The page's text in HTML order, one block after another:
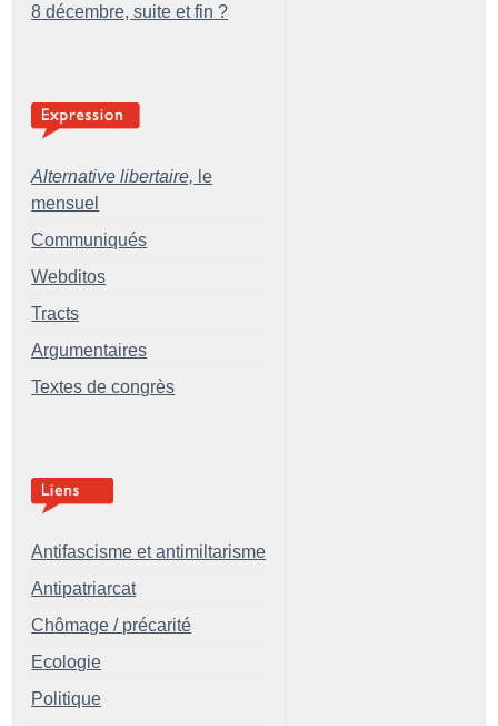
8 décembre, suite et fin ?
Alternative libertaire, le
mensuel
Communiqués
Webditos
Tracts
Argumentaires
Textes de congrès
Antifascisme et antimiltarisme
Antipatriarcat
Chômage / précarité
Ecologie
Politique